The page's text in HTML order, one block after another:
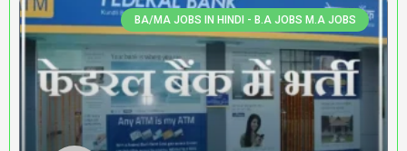
BA/MA JOBS IN HINDI - B.A JOBS M.A JOBS